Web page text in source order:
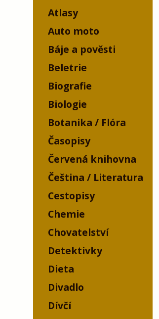
Atlasy
Auto moto
Báje a pověsti
Beletrie
Biografie
Biologie
Botanika / Flóra
Časopisy
Červená knihovna
Čeština / Literatura
Cestopisy
Chemie
Chovatelství
Detektivky
Dieta
Divadlo
Dívčí